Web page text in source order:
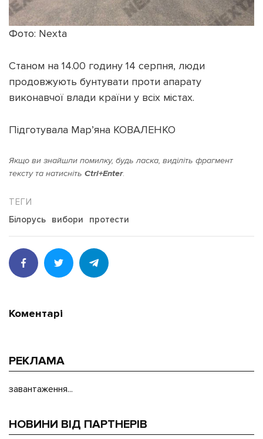
Фото: Nexta
Станом на 14.00 годину 14 серпня, люди
продовжують бунтувати проти апарату
виконавчої влади країни у всіх містах.
Підготувала Мар’яна КОВАЛЕНКО
Якщо ви знайшли помилку, будь ласка, виділіть фрагмент
тексту та натисніть Ctrl+Enter.
Білорусь вибори протести
Коментарі
РЕКЛАМА
завантаження...
НОВИНИ ВІД ПАРТНЕРІВ